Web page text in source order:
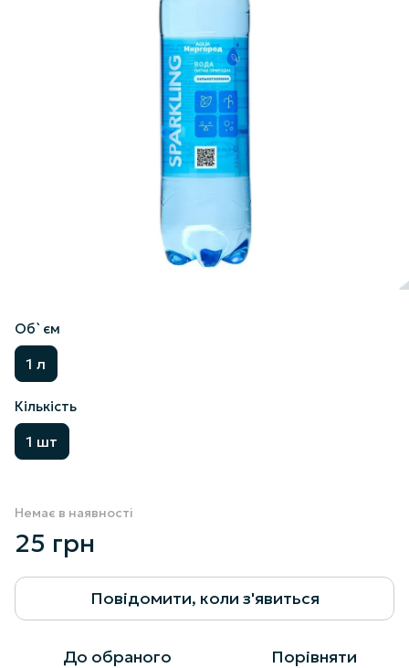
Об`єм
1 л
Кількість
1 шт
Немає в наявності
25 грн
Повідомити, коли з'явиться
До обраного Порівняти